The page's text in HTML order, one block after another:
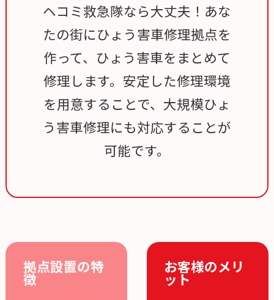
ヘコミ救急隊なら大丈夫！あな
たの街にひょう害車修理拠点を
作って、ひょう害車をまとめて
修理します。安定した修理環境
を用意することで、大規模ひょ
う害車修理にも対応することが
可能です。
拠点設置の特
徴
お客様のメリ
ット